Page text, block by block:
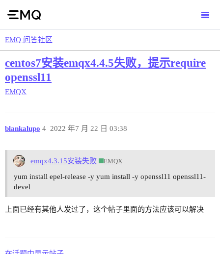
EMQ 问答社区
centos7安装emqx4.4.5失败，提示require
openssl11
EMQX
blankalupo 2022 年7 月 22 日 03:38
4
emqx4.3.15安装失败 EMQX
yum install epel-release -y yum install -y openssl11 openssl11-
devel
上面已经有其他人发过了，这个帖子里面的方法应该可以解决